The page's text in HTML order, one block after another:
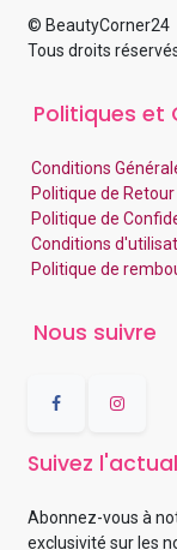
© BeautyCorner24
Tous droits
Politiques et
Conditions
Politique de Retour
Politique de
Conditions
Politique de
Nous suivre
Suivez
Abonnez-vous à
exclusivité sur les